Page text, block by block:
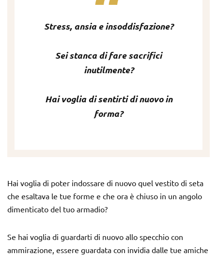
Stress, ansia e insoddisfazione?
Sei stanca di fare sacrifici
inutilmente?
Hai voglia di sentirti di nuovo in
forma?
Hai voglia di poter indossare di nuovo quel vestito di seta
che esaltava le tue forme e che ora è chiuso in un angolo
dimenticato del tuo armadio?
Se hai voglia di guardarti di nuovo allo specchio con
ammirazione, essere guardata con invidia dalle tue amiche